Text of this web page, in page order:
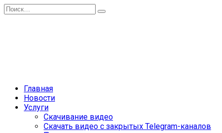
Перейти
к
Search
for:
Главная
Новости
Услуги
Скачивание видео
Скачать видео с закрытых Telegram-каналов